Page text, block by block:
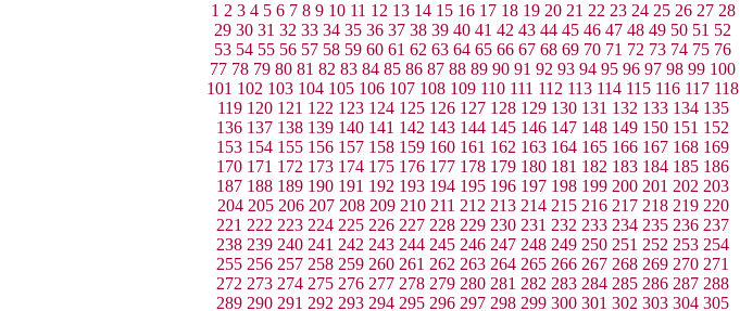
1 2 3 4 5 6 7 8 9 10 11 12 13 14 15 16 17 18 19 20 21 22 23 24 25 26 27 28
29 30 31 32 33 34 35 36 37 38 39 40 41 42 43 44 45 46 47 48 49 50 51 52
53 54 55 56 57 58 59 60 61 62 63 64 65 66 67 68 69 70 71 72 73 74 75 76
77 78 79 80 81 82 83 84 85 86 87 88 89 90 91 92 93 94 95 96 97 98 99 100
101 102 103 104 105 106 107 108 109 110 111 112 113 114 115 116 117 118
119 120 121 122 123 124 125 126 127 128 129 130 131 132 133 134 135
136 137 138 139 140 141 142 143 144 145 146 147 148 149 150 151 152
153 154 155 156 157 158 159 160 161 162 163 164 165 166 167 168 169
170 171 172 173 174 175 176 177 178 179 180 181 182 183 184 185 186
187 188 189 190 191 192 193 194 195 196 197 198 199 200 201 202 203
204 205 206 207 208 209 210 211 212 213 214 215 216 217 218 219 220
221 222 223 224 225 226 227 228 229 230 231 232 233 234 235 236 237
238 239 240 241 242 243 244 245 246 247 248 249 250 251 252 253 254
255 256 257 258 259 260 261 262 263 264 265 266 267 268 269 270 271
272 273 274 275 276 277 278 279 280 281 282 283 284 285 286 287 288
289 290 291 292 293 294 295 296 297 298 299 300 301 302 303 304 305